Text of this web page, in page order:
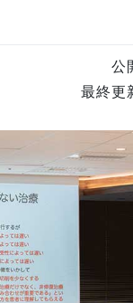
公
最終更